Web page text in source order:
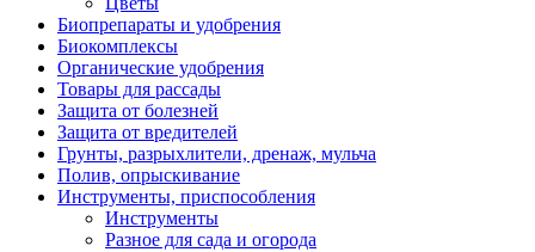
Биопрепараты и удобрения
Биокомплексы
Органические удобрения
Товары для рассады
Защита от болезней
Защита от вредителей
Грунты, разрыхлители, дренаж, мульча
Полив, опрыскивание
Инструменты, приспособления
Инструменты
Разное для сада и огорода